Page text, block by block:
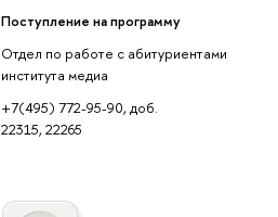
Поступление на программу
Отдел по работе с абитуриентами
института медиа
+7(495) 772-95-90, доб.
22315, 22265